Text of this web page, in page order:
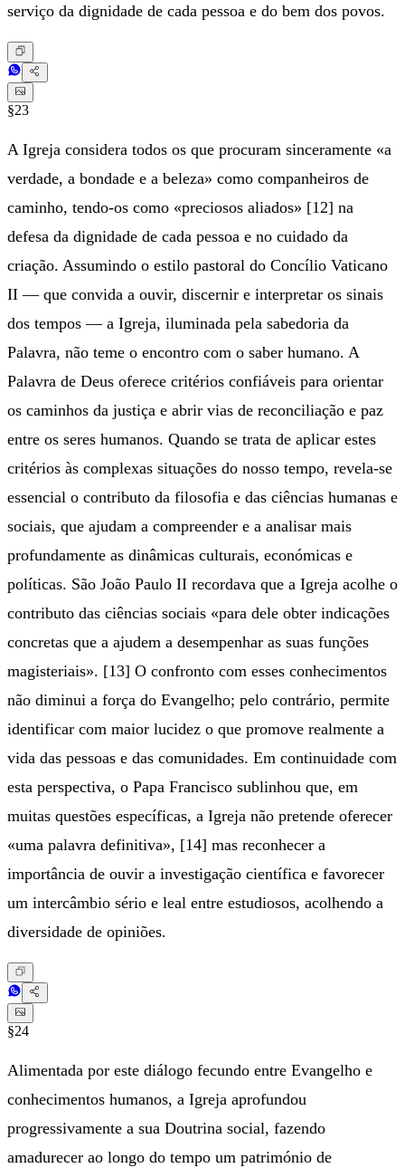
serviço da dignidade de cada pessoa e do bem dos povos.
§23
A Igreja considera todos os que procuram sinceramente «a
verdade, a bondade e a beleza» como companheiros de
caminho, tendo-os como «preciosos aliados» [12] na
defesa da dignidade de cada pessoa e no cuidado da
criação. Assumindo o estilo pastoral do Concílio Vaticano
II — que convida a ouvir, discernir e interpretar os sinais
dos tempos — a Igreja, iluminada pela sabedoria da
Palavra, não teme o encontro com o saber humano. A
Palavra de Deus oferece critérios confiáveis para orientar
os caminhos da justiça e abrir vias de reconciliação e paz
entre os seres humanos. Quando se trata de aplicar estes
critérios às complexas situações do nosso tempo, revela-se
essencial o contributo da filosofia e das ciências humanas e
sociais, que ajudam a compreender e a analisar mais
profundamente as dinâmicas culturais, económicas e
políticas. São João Paulo II recordava que a Igreja acolhe o
contributo das ciências sociais «para dele obter indicações
concretas que a ajudem a desempenhar as suas funções
magisteriais». [13] O confronto com esses conhecimentos
não diminui a força do Evangelho; pelo contrário, permite
identificar com maior lucidez o que promove realmente a
vida das pessoas e das comunidades. Em continuidade com
esta perspectiva, o Papa Francisco sublinhou que, em
muitas questões específicas, a Igreja não pretende oferecer
«uma palavra definitiva», [14] mas reconhecer a
importância de ouvir a investigação científica e favorecer
um intercâmbio sério e leal entre estudiosos, acolhendo a
diversidade de opiniões.
§24
Alimentada por este diálogo fecundo entre Evangelho e
conhecimentos humanos, a Igreja aprofundou
progressivamente a sua Doutrina social, fazendo
amadurecer ao longo do tempo um património de